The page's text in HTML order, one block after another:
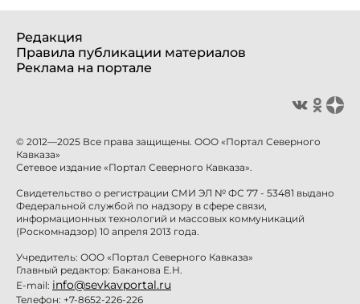
Редакция
Правила публикации материалов
Реклама на портале
© 2012—2025 Все права защищены. ООО «Портал Северного
Кавказа»
Сетевое издание «Портал Северного Кавказа».
Свидетельство о регистрации СМИ ЭЛ № ФС 77 - 53481 выдано
Федеральной службой по надзору в сфере связи,
информационных технологий и массовых коммуникаций
(Роскомнадзор) 10 апреля 2013 года.
Учредитель: ООО «Портал Северного Кавказа»
Главный редактор: Баканова Е.Н.
E-mail: info@sevkavportal.ru
Телефон: +7-8652-226-226